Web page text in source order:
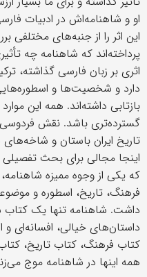
او و شاهنامه‌اش در ادبیات
این اثر را از جنبه‌های مختلفی
پرداخته‌اند که شاهنامه چه
اثری بر زبان فارسی گذاشته،
دارد و شخصیت‌ها و
بازتابی داشته‌اند. همه این
گسترده‌تری باشد. نقش فردوسی
تاریخ ایران باستان و
اینجا مجالی برای بحث تفصیلی
که یکی از وجوه ممیزه
فرهنگ، تاریخ، اسطوره و
داشت. شاهنامه تنها یک کتاب
داستان‌های خیالی، افسانه‌ای
کتاب فرهنگ، کتاب تاریخ،
همه اینها در شاهنامه موج